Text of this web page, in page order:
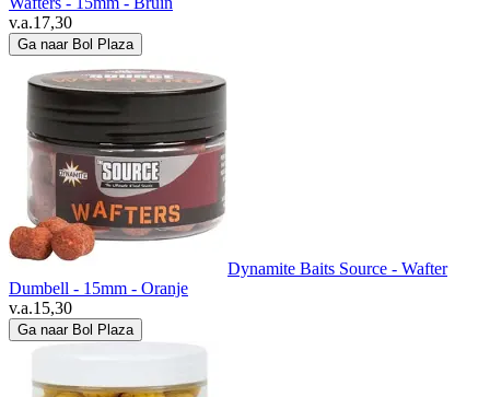
v.a.17,30
Ga naar Bol Plaza
Dynamite Baits Source - Wafter
Dumbell - 15mm - Oranje
v.a.15,30
Ga naar Bol Plaza